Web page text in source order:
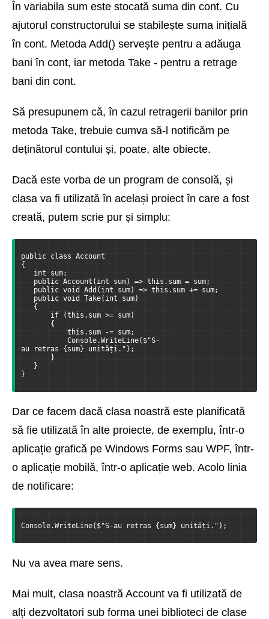
În variabila sum este stocată suma din cont. Cu
ajutorul constructorului se stabilește suma inițială
în cont. Metoda Add() servește pentru a adăuga
bani în cont, iar metoda Take - pentru a retrage
bani din cont.
Să presupunem că, în cazul retragerii banilor prin
metoda Take, trebuie cumva să-l notificăm pe
deținătorul contului și, poate, alte obiecte.
Dacă este vorba de un program de consolă, și
clasa va fi utilizată în același proiect în care a fost
creată, putem scrie pur și simplu:
public class Account
{
int sum;
public Account(int sum) => this.sum = sum;
public void Add(int sum) => this.sum += sum;
public void Take(int sum)
{
if (this.sum >= sum)
{
this.sum -= sum;
Console.WriteLine($"S-
au retras {sum} unități.");
}
}
}
Dar ce facem dacă clasa noastră este planificată
să fie utilizată în alte proiecte, de exemplu, într-o
aplicație grafică pe Windows Forms sau WPF, într-
o aplicație mobilă, într-o aplicație web. Acolo linia
de notificare:
Console.WriteLine($"S-au retras {sum} unități.");
Nu va avea mare sens.
Mai mult, clasa noastră Account va fi utilizată de
alți dezvoltatori sub forma unei biblioteci de clase